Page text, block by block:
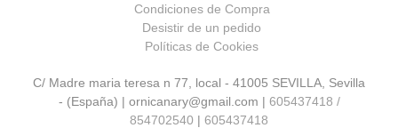
Condiciones de Compra
Desistir de un pedido
Políticas de Cookies
C/ Madre maria teresa n 77, local - 41005 SEVILLA, Sevilla
- (España) | ornicanary@gmail.com | 605437418 /
854702540 | 605437418